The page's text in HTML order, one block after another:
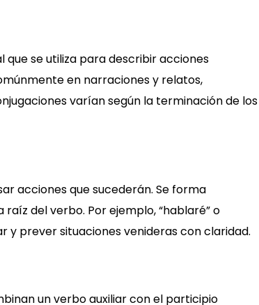
se utiliza para describir acciones
en narraciones y relatos,
varían según la terminación de los
acciones que sucederán. Se forma
del verbo. Por ejemplo, “hablaré” o
y prever situaciones venideras con claridad.
un verbo auxiliar con el participio